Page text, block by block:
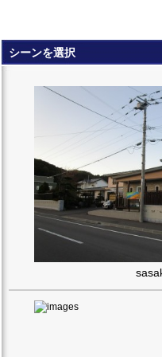
シーンを選択